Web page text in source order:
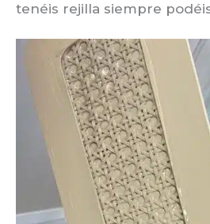
tenéis rejilla siempre